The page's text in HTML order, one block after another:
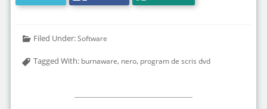
Filed Under:Software
Tagged With: burnaware, nero, program de scris dvd